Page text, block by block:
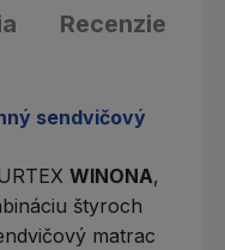
Recenzie
sendvičový
WINONA,
štyroch
matrac